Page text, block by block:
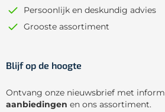
Persoonlijk en deskundig advies
Grooste assortiment
Blijf op de hoogte
Ontvang onze nieuwsbrief met
aanbiedingen en ons assortiment.